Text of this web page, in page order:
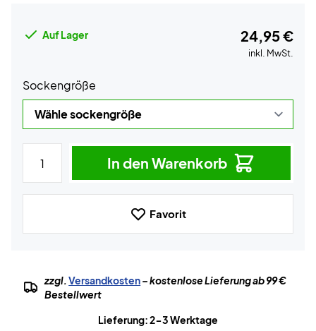
Auf Lager 24,95 €
inkl. MwSt.
Sockengröße
In den Warenkorb
Favorit
zzgl.Versandkosten– kostenlose Lieferung ab 99 €
Bestellwert
Lieferung: 2-3 Werktage